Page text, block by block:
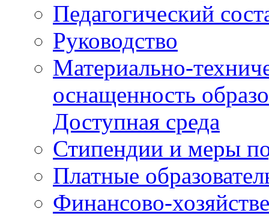
Педагогический
Руководство
Материально-
оснащенность
Доступная среда
Стипендии и меры
Платные
Финансово-